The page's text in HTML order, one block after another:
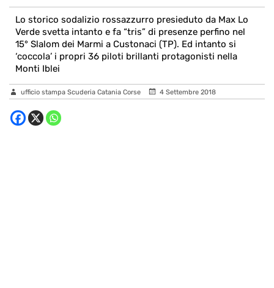
Lo storico sodalizio rossazzurro presieduto da Max Lo
Verde svetta intanto e fa “tris” di presenze perfino nel
15° Slalom dei Marmi a Custonaci (TP). Ed intanto si
‘coccola’ i propri 36 piloti brillanti protagonisti nella
Monti Iblei
ufficio stampa Scuderia Catania Corse 4 Settembre 2018